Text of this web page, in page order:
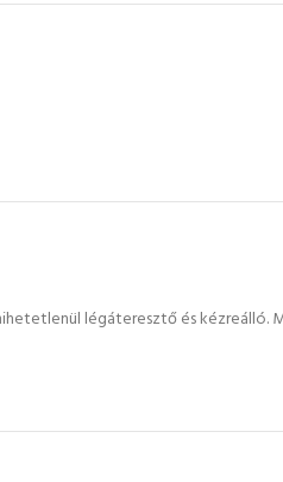
légáteresztő és kézreálló.